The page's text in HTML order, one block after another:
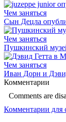
Чем заняться
Сын Децла
Чем заняться
Пушкинский
Чем заняться
Иван Дорн и
Комментарии
Comments are
Комментарии для